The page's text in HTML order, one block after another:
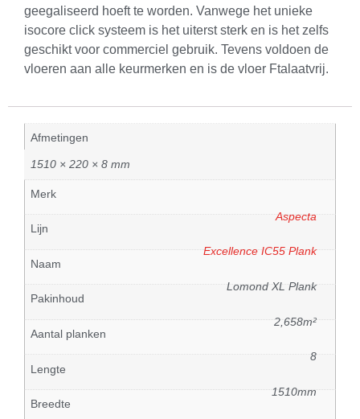
geegaliseerd hoeft te worden. Vanwege het unieke
isocore click systeem is het uiterst sterk en is het zelfs
geschikt voor commerciel gebruik. Tevens voldoen de
vloeren aan alle keurmerken en is de vloer Ftalaatvrij.
Afmetingen
1510 × 220 × 8 mm
Merk
Aspecta
Lijn
Excellence IC55 Plank
Naam
Lomond XL Plank
Pakinhoud
2,658m²
Aantal planken
8
Lengte
1510mm
Breedte